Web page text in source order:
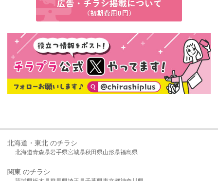
北海道・東北 のチラシ
北海道青森県岩手県宮城県秋田県山形県福島県
関東 のチラシ